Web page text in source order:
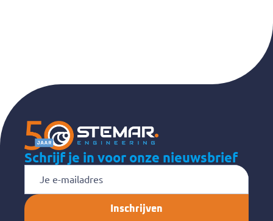
Schrijf je in voor onze nieuwsbrief
mailadres